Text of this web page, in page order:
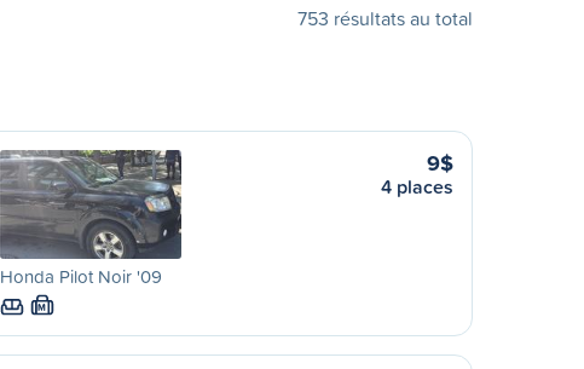
753 résultats au total
Honda Pilot Noir '09
M
9$
4 places